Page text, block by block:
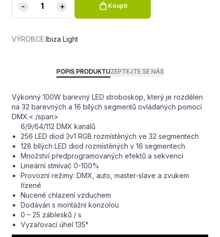
- + Koupit
VÝROBCE:Ibiza Light
POPIS PRODUKTUZEPTEJTE SE NÁS
Výkonný 100W barevný LED stroboskop, který je rozdělen
na 32 barevných a 16 bílých segmentů ovládaných pomocí
DMX.< /span>
6/9/64/112 DMX kanálů
256 LED diod 3v1 RGB rozmístěných ve 32 segmentech
128 bílých LED diod rozmístěných v 16 segmentech
Množství předprogramovaných efektů a sekvencí
Lineární stmívač 0-100%
Provozní režimy: DMX, auto, master-slave a zvukem
řízené
Nucené chlazení vzduchem
Dodáván s montážní konzolou
0 – 25 záblesků / s
Vyzařovací úhel 135°